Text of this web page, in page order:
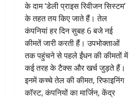
के दाम ‘डेली प्राइस रिवीजन सिस्टम’
के तहत तय किए जाते हैं। तेल
कंपनियां हर दिन सुबह 6 बजे नई
कीमतें जारी करती हैं। उपभोक्ताओं
तक पहुंचने से पहले ईंधन की कीमतों में
कई तरह के टैक्स और खर्च जुड़ते हैं।
इनमें कच्चे तेल की कीमत, रिफाइनिंग
कॉस्ट, कंपनियों का मार्जिन, केंद्र